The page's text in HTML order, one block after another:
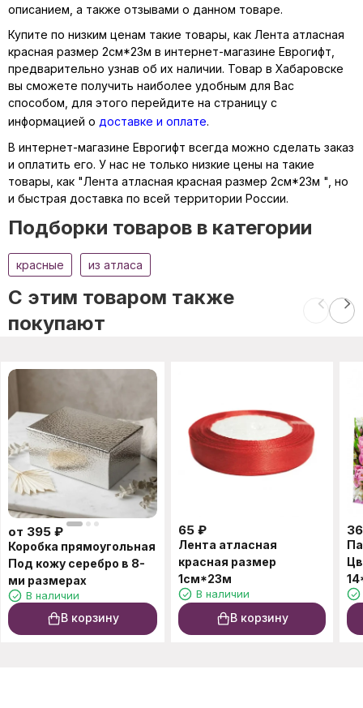
описанием, а также отзывами о данном товаре.
Купите по низким ценам такие товары, как Лента атласная
красная размер 2см*23м в интернет-магазине Еврогифт,
предварительно узнав об их наличии. Товар в Хабаровске
вы сможете получить наиболее удобным для Вас
способом, для этого перейдите на страницу с
информацией о доставке и оплате.
В интернет-магазине Еврогифт всегда можно сделать заказ
и оплатить его. У нас не только низкие цены на такие
товары, как "Лента атласная красная размер 2см*23м ", но
и быстрая доставка по всей территории России.
Подборки товаров в категории
красные из атласа
C этим товаром также
покупают
от 395 ₽
Коробка прямоугольная
Под кожу серебро в 8-
ми размерах
В наличии
В корзину
65 ₽
Лента атласная
красная размер
1см*23м
В наличии
В корзину
36